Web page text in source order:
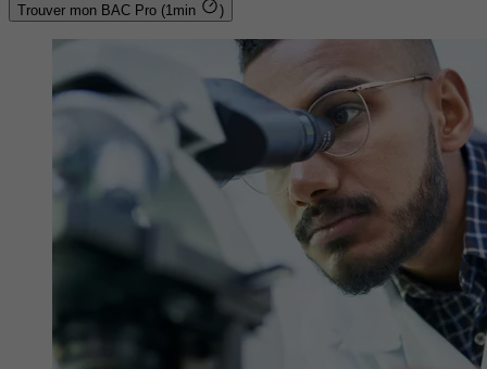
Trouver mon BAC Pro (1min )